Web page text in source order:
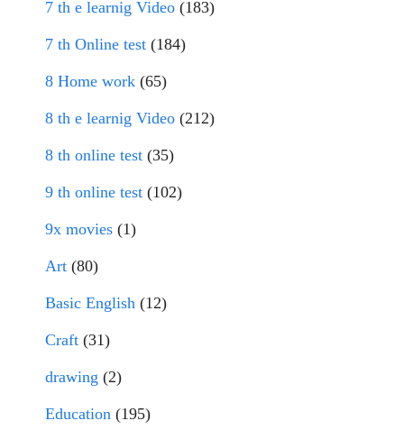
7 th e learnig Video (183)
7 th Online test (184)
8 Home work (65)
8 th e learnig Video (212)
8 th online test (35)
9 th online test (102)
9x movies (1)
Art (80)
Basic English (12)
Craft (31)
drawing (2)
Education (195)